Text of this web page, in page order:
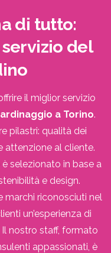
di tutto:
servizio del
il miglior servizio
a Torino.
pilastri: qualità dei
attenzione al cliente.
selezionato in base a
e design.
marchi riconosciuti nel
un’esperienza di
nostro staff, formato
appassionati, è